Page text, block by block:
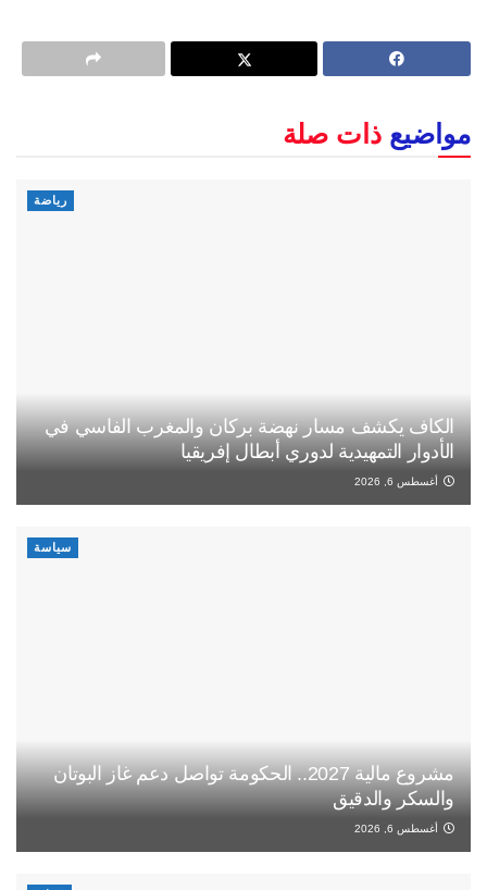
مواضيع ذات صلة
رياضة
الكاف يكشف مسار نهضة بركان والمغرب الفاسي في
الأدوار التمهيدية لدوري أبطال إفريقيا
أغسطس 6, 2026
سياسة
مشروع مالية 2027.. الحكومة تواصل دعم غاز البوتان
والسكر والدقيق
أغسطس 6, 2026